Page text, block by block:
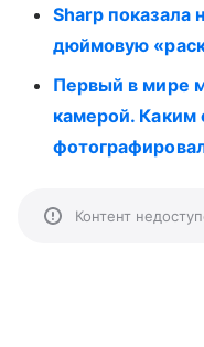
Sharp показала
дюймовую
Первый в мире
камерой. Каким
Контент